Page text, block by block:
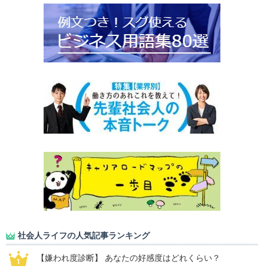
社会人ライフの人気記事ランキング
【嫌われ度診断】 あなたの好感度はどれくらい？